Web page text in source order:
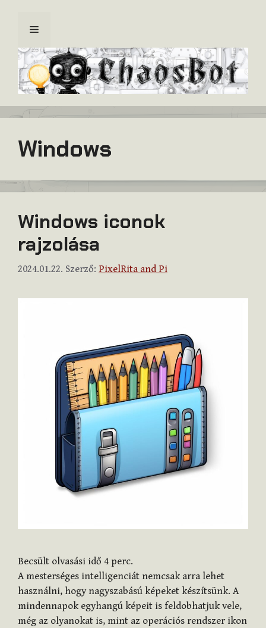
tartalomba
Menü
Windows
Windows iconok
rajzolása
2024.01.22. Szerző: PixelRita and Pi
Becsült olvasási idő 4 perc.
A mesterséges intelligenciát nemcsak arra lehet
használni, hogy nagyszabású képeket készítsünk. A
mindennapok egyhangú képeit is feldobhatjuk vele,
még az olyanokat is, mint az operációs rendszer ikon